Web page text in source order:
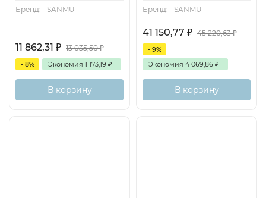
Бренд:
SANMU
11 862,31 ₽ 13 035,50₽
- 8% Экономия 1 173,19 ₽
В корзину
Бренд:
SANMU
41 150,77 ₽ 45 220,63₽
- 9%
Экономия 4 069,86 ₽
В корзину